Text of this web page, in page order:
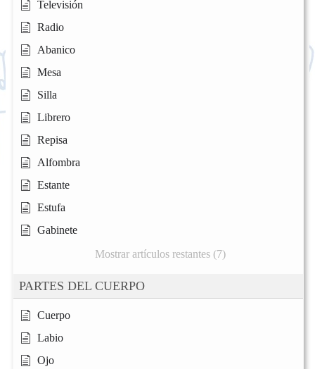
Televisión
Radio
Abanico
Mesa
Silla
Librero
Repisa
Alfombra
Estante
Estufa
Gabinete
Mostrar artículos restantes (7)
PARTES DEL CUERPO
Cuerpo
Labio
Ojo